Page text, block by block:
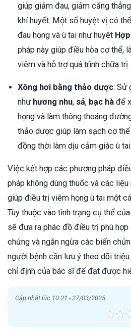
giúp giảm đau, giảm căng
khí huyết. Một số huyệt vị có
đau họng và ù tai như huyệt
pháp này giúp điều hòa cơ thể,
viêm và hỗ trợ quá trình chữa trị.
Xông hơi bằng thảo dược: Sử
như hương nhu, sả, bạc hà để
họng và làm thông thoáng
thảo dược giúp làm sạch cơ
đồng thời làm dịu cảm giác ù tai.
Việc kết hợp các phương pháp
pháp không dùng thuốc và các
giúp điều trị viêm họng ù tai một
Tùy thuộc vào tình trạng cụ thể
sẽ đưa ra phác đồ điều trị phù
chứng và ngăn ngừa các biến
người bệnh cần lưu ý theo dõi
chỉ định của bác sĩ để đạt được
Cập nhật lúc 10:21 - 27/03/2025